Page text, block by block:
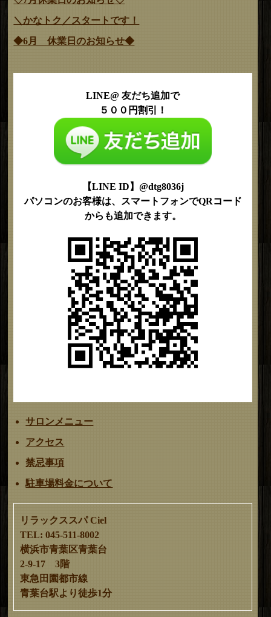
＼かなトク／スタートです！
◆6月 休業日のお知らせ◆
LINE@ 友だち追加で
５００円割引！
【LINE ID】@dtg8036j
パソコンのお客様は、スマートフォンでQRコード
からも追加できます。
サロンメニュー
アクセス
禁忌事項
駐車場料金について
リラックススパ Ciel
TEL: 045-511-8002
横浜市青葉区青葉台
2-9-17 3階
東急田園都市線
青葉台駅より徒歩1分